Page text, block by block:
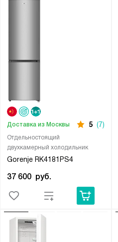
Отдельностоящий
двухкамерный холодильник
Gorenje RK4181PS4
Доставка из Москвы 5 (7)
37 600 руб.